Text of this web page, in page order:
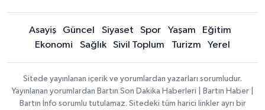
Asayiş Güncel Siyaset Spor Yaşam
Eğitim
Ekonomi
Sağlık Sivil Toplum Turizm Yerel
Sitede yayınlanan içerik ve yorumlardan yazarları sorumludur.
Yayınlanan yorumlardan Bartın Son Dakika Haberleri | Bartın Haber |
Bartın İnfo sorumlu tutulamaz. Sitedeki tüm harici linkler ayrı bir